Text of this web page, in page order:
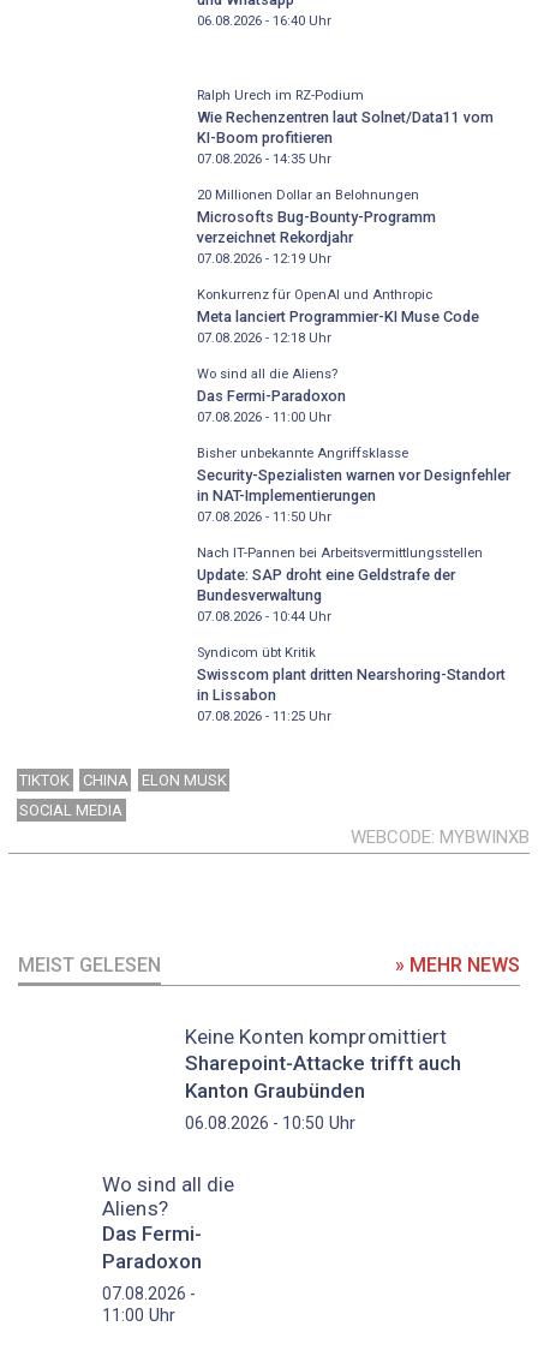
06.08.2026 - 16:40Uhr
Ralph Urech im RZ-Podium
Wie Rechenzentren laut Solnet/Data11 vom
KI-Boom profitieren
07.08.2026 - 14:35Uhr
20 Millionen Dollar an Belohnungen
Microsofts Bug-Bounty-Programm
verzeichnet Rekordjahr
07.08.2026 - 12:19Uhr
Konkurrenz für OpenAI und Anthropic
Meta lanciert Programmier-KI Muse Code
07.08.2026 - 12:18Uhr
Wo sind all die Aliens?
Das Fermi-Paradoxon
07.08.2026 - 11:00Uhr
Bisher unbekannte Angriffsklasse
Security-Spezialisten warnen vor Designfehler
in NAT-Implementierungen
07.08.2026 - 11:50Uhr
Nach IT-Pannen bei Arbeitsvermittlungsstellen
Update: SAP droht eine Geldstrafe der
Bundesverwaltung
07.08.2026 - 10:44Uhr
Syndicom übt Kritik
Swisscom plant dritten Nearshoring-Standort
in Lissabon
07.08.2026 - 11:25Uhr
TIKTOK CHINA
ELON MUSK
SOCIAL MEDIA
WEBCODE MYBWINXB
MEIST GELESEN » MEHR NEWS
Keine Konten kompromittiert
Sharepoint-Attacke trifft auch
Kanton Graubünden
06.08.2026 - 10:50 Uhr
Wo sind all die
Aliens?
Das Fermi-
Paradoxon
07.08.2026 -
11:00 Uhr